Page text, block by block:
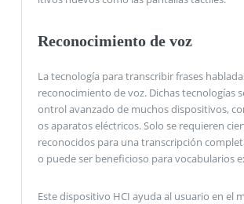
Reconocimiento de voz
La tecnología para transcribir frases
reconocimiento de voz. Dichas tecnologías
ontrol avanzado de muchos dispositivos,
os aparatos eléctricos. Solo se requieren
reconocidos para una transcripción
o puede ser beneficioso para vocabularios
Este dispositivo HCI ayuda al usuario en el